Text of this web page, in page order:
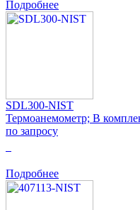
Подробнее
SDL300-NIST
Термоанемометр; В
по запросу
Подробнее